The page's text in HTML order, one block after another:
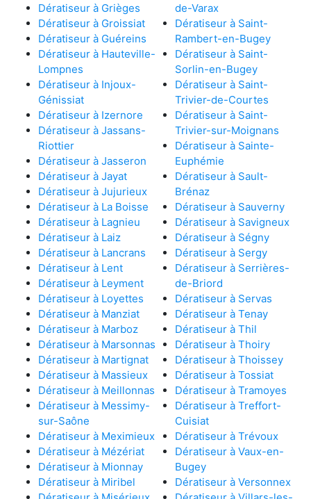
Dératiseur à Grièges
Dératiseur à Groissiat
Dératiseur à Guéreins
Dératiseur à Hauteville-
Lompnes
Dératiseur à Injoux-
Génissiat
Dératiseur à Izernore
Dératiseur à Jassans-
Riottier
Dératiseur à Jasseron
Dératiseur à Jayat
Dératiseur à Jujurieux
Dératiseur à La Boisse
Dératiseur à Lagnieu
Dératiseur à Laiz
Dératiseur à Lancrans
Dératiseur à Lent
Dératiseur à Leyment
Dératiseur à Loyettes
Dératiseur à Manziat
Dératiseur à Marboz
Dératiseur à Marsonnas
Dératiseur à Martignat
Dératiseur à Massieux
Dératiseur à Meillonnas
Dératiseur à Messimy-
sur-Saône
Dératiseur à Meximieux
Dératiseur à Mézériat
Dératiseur à Mionnay
Dératiseur à Miribel
de-Varax
Dératiseur à Saint-
Rambert-en-Bugey
Dératiseur à Saint-
Sorlin-en-Bugey
Dératiseur à Saint-
Trivier-de-Courtes
Dératiseur à Saint-
Trivier-sur-Moignans
Dératiseur à Sainte-
Euphémie
Dératiseur à Sault-
Brénaz
Dératiseur à Sauverny
Dératiseur à Savigneux
Dératiseur à Ségny
Dératiseur à Sergy
Dératiseur à Serrières-
de-Briord
Dératiseur à Servas
Dératiseur à Tenay
Dératiseur à Thil
Dératiseur à Thoiry
Dératiseur à Thoissey
Dératiseur à Tossiat
Dératiseur à Tramoyes
Dératiseur à Treffort-
Cuisiat
Dératiseur à Trévoux
Dératiseur à Vaux-en-
Bugey
Dératiseur à Versonnex